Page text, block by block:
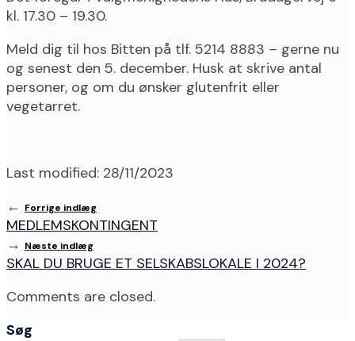
kl. 17.30 – 19.30.
Meld dig til hos Bitten på tlf. 5214 8883 – gerne nu
og senest den 5. december. Husk at skrive antal
personer, og om du ønsker glutenfrit eller
vegetarret.
Last modified: 28/11/2023
← Forrige indlæg
MEDLEMSKONTINGENT
→ Næste indlæg
SKAL DU BRUGE ET SELSKABSLOKALE I 2024?
Comments are closed.
Søg